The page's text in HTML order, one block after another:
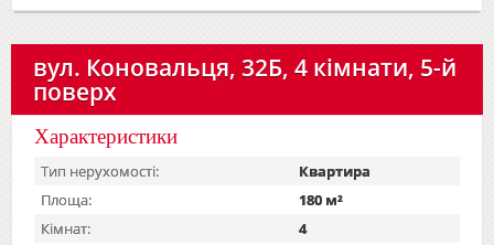
вул. Коновальця, 32Б, 4 кімнати, 5-й
поверх
Характеристики
Тип нерухомості:
Квартира
Площа:
180 м²
Кімнат:
4